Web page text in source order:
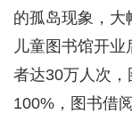
的孤岛现象，大
儿童图书馆开
者达30万人次
100%，图书借